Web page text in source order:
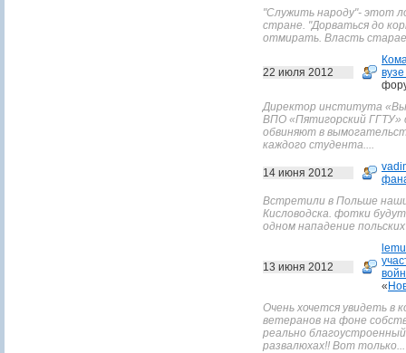
"Служить народу"- этот
стране. "Дорваться до
отмирать. Власть
22 июля 2012
Директор института
ВПО «Пятигорский ГГТУ»
обвиняют в
каждого студента....
14 июня 2012
Встретили в Польше
Кисловодска. фотки
одном нападение
13 июня 2012
«
Очень хочется увидеть в
ветеранов на фоне
реально
развалюхах!! Вот только...